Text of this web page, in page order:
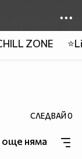
ZONE
СЛЕДВАЙ0
няма